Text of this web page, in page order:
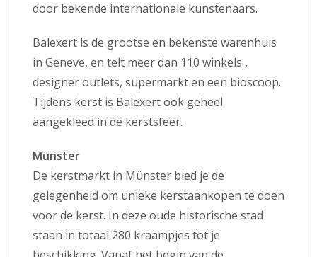
door bekende internationale kunstenaars.
Balexert is de grootse en bekenste warenhuis
in Geneve, en telt meer dan 110 winkels ,
designer outlets, supermarkt en een bioscoop.
Tijdens kerst is Balexert ook geheel
aangekleed in de kerstsfeer.
Münster
De kerstmarkt in Münster bied je de
gelegenheid om unieke kerstaankopen te doen
voor de kerst. In deze oude historische stad
staan in totaal 280 kraampjes tot je